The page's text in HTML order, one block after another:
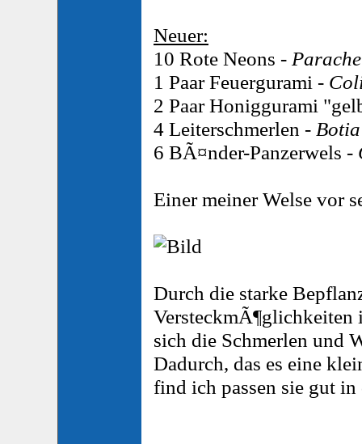
Neuer:
10 Rote Neons -
1 Paar Feuergurami -
2 Paar Honiggurami
4 Leiterschmerlen -
6 BÃ¤nder-Panzerwels -
Einer meiner Welse vor
Durch die starke
sich die Schmerlen und
Dadurch, das es eine
find ich passen sie gut